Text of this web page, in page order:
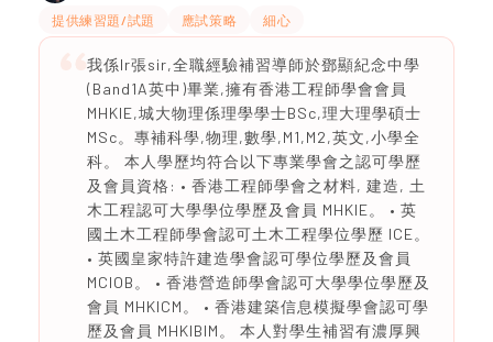
提供練習題/試題 應試策略 細心
我係Ir張sir,全職經驗補習導師於鄧顯紀念中學
(Band1A英中)畢業,擁有香港工程師學會會員
MHKIE,城大物理係理學學士BSc,理大理學碩士
MSc。專補科學,物理,數學,M1,M2,英文,小學全
科。 本人學歷均符合以下專業學會之認可學歷
及會員資格: • 香港工程師學會之材料, 建造, 土
木工程認可大學學位學歷及會員 MHKIE。 • 英
國土木工程師學會認可土木工程學位學歷 ICE。
• 英國皇家特許建造學會認可學位學歷及會員
MCIOB。 • 香港營造師學會認可大學學位學歷及
會員 MHKICM。 • 香港建築信息模擬學會認可學
歷及會員 MHKIBIM。 本人對學生補習有濃厚興